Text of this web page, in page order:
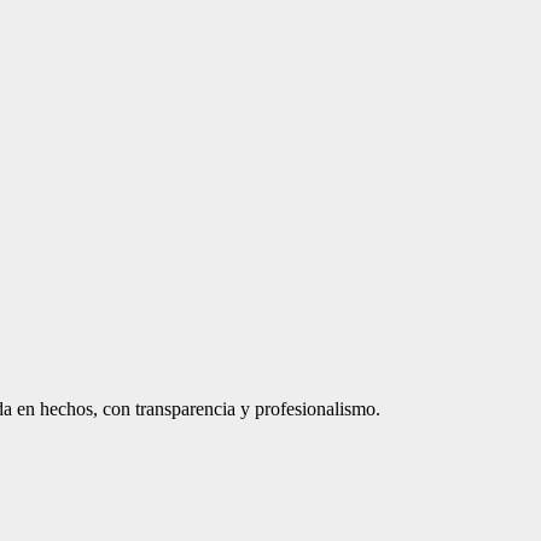
en hechos, con transparencia y profesionalismo.